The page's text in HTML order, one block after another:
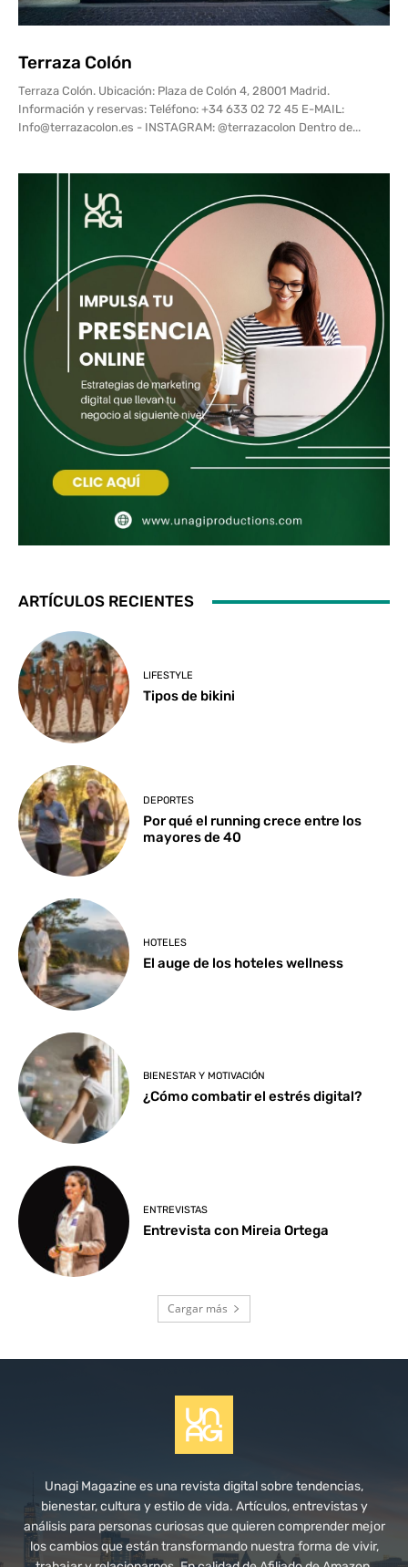
Terraza Colón
Terraza Colón. Ubicación: Plaza de Colón 4, 28001 Madrid.
Información y reservas: Teléfono: +34 633 02 72 45 E-MAIL:
Info@terrazacolon.es - INSTAGRAM: @terrazacolon Dentro de...
ARTÍCULOS RECIENTES
LIFESTYLE
Tipos de bikini
DEPORTES
Por qué el running crece entre los
mayores de 40
HOTELES
El auge de los hoteles wellness
BIENESTAR Y MOTIVACIÓN
¿Cómo combatir el estrés digital?
ENTREVISTAS
Entrevista con Mireia Ortega
Cargar más
Unagi Magazine es una revista digital sobre tendencias,
bienestar, cultura y estilo de vida. Artículos, entrevistas y
análisis para personas curiosas que quieren comprender mejor
los cambios que están transformando nuestra forma de vivir,